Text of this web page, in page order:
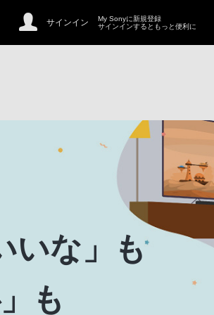
サインイン
My Sonyに新規登録
サインインするともっと便利に
いな」も
も